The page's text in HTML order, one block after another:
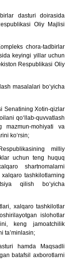
dasturi doirasida
Oliy Majlisi
chora-tadbirlar
keyingi yillar uchun
Respublikasi Oliy
masalalari bo‘yicha
Senatining Xotin-qizlar
qo‘llab-quvvatlash
mazmun-mohiyati va
ko‘rsin;
milliy
uchun teng huquq
shartnomalarni
tashkilotlarning
qilish bo‘yicha
xalqaro tashkilotlar
islohotlar
keng jamoatchilik
ta’minlasin;
hamda Maqsadli
batafsil axborotlarni